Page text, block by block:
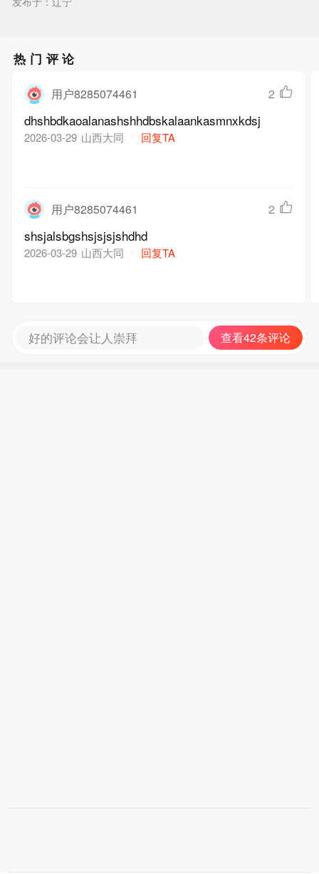
热门评论
用户8285074461 2
dhshbdkaoalanashshhdbskalaankasmnxkdsj
2026-03-29 山西大同 回复TA
用户8285074461 2
shsjalsbgshsjsjsjshdhd
2026-03-29 山西大同 回复TA
好的评论会让人崇拜 查看42条评论